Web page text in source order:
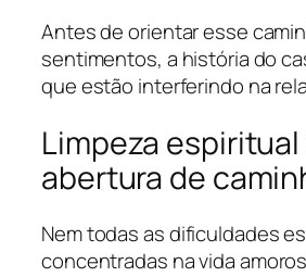
Antes de orientar esse
sentimentos, a história do
que estão interferindo na
Limpeza espiritual
abertura de
Nem todas as dificuldades
concentradas na vida